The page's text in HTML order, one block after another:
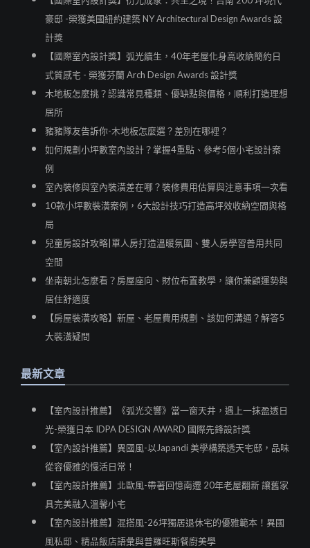
豪邸 -榮獲美國紐約建築 NY Architectural Design Awards 設
計獎
【國際室內設計獎】弧光續生，40年老屋化身高收納簡約日
式質感宅 - 榮獲芬蘭 Arch Design Awards 設計獎
木地板怎麼挑？認識常見種類、優缺點與價格，順利打造理想
居所
豬豬隊友告訴你-木地板怎麼選？差別在哪裡？
如何規劃小坪數室內設計？掌握4重點、參考5個小宅設計案
例
室內裝修與室內裝潢差在哪？裝修費用估算與注意事項一次看
10款小坪數裝潢案例，6大設計技巧打造高坪效收納空間與格
局
兒童房設計攻略|單人房打造溫暖氛圍、雙人房學習善用共同
空間
坐南朝北怎麼看？房屋座向、財位布置教學，讓你兼顧運勢與
居住舒適度
【房屋裝潢攻略】新屋、老屋費用規劃、該如何溝通？解答5
大裝潢疑問
最新文章
【室內設計推薦】《弧光交響》當一窗天井，遇上一抹盈透日
光-榮獲日本 IDPA DESIGN AWARD 國際先鋒設計獎
【室內設計推薦】異國風-以Japandi 美學構築透天宅邸，品味
從容優雅的慢活日常！
【室內設計推薦】北歐風-帶著回憶南遷 20年老屋翻新 讓舊家
具完美融入溫馨小宅
【室內設計推薦】混搭風-26坪獨居退休宅的優雅範本！異國
風私邸、精品飯店語彙與普羅旺斯餐廚美學